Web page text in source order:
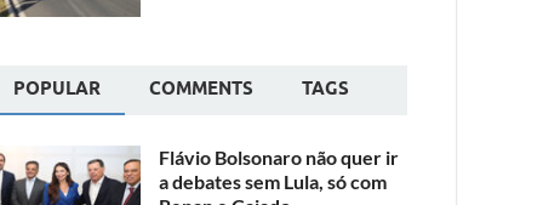
POPULAR COMMENTS TAGS
Flávio Bolsonaro não quer ir
a debates sem Lula, só com